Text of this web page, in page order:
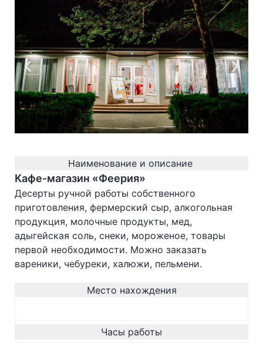
Наименование и описание
Кафе‐магазин «Феерия»
Десерты ручной работы собственного
приготовления, фермерский сыр, алкогольная
продукция, молочные продукты, мед,
адыгейская соль, снеки, мороженое, товары
первой необходимости. Можно заказать
вареники, чебуреки, халюжи, пельмени.
Место нахождения
Часы работы